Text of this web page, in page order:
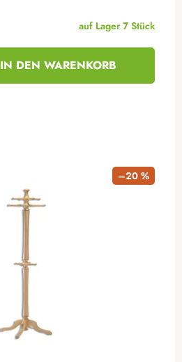
auf Lager 7 Stück
IN DEN WARENKORB
–20 %